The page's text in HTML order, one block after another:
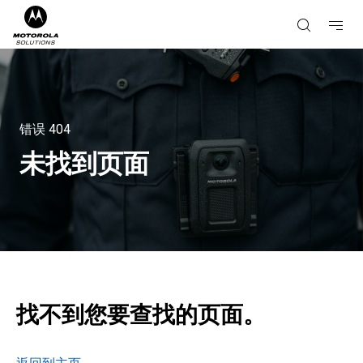
错误 404
未找到页面
找不到您要查找的页面。